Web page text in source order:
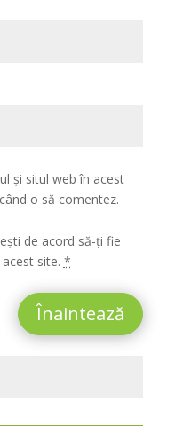
și situl web în acest
o să comentez.
de acord să-ți fie
site. *
Înaintează